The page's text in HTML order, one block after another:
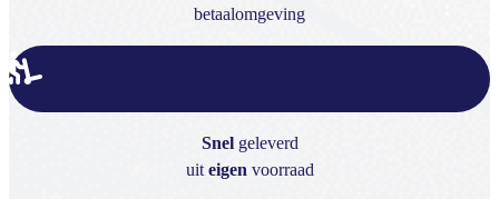
betaalomgeving
Snelgeleverd
uiteigenvoorraad